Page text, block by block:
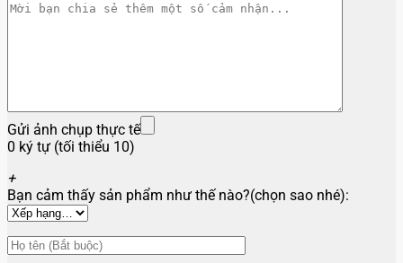
Gửi ảnh chụp thực tế
0 ký tự (tối thiểu 10)
+
Bạn cảm thấy sản phẩm như thế nào?(chọn sao nhé):